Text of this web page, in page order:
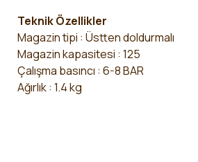
Teknik Özellikler
Magazin tipi : Üstten doldurmalı
Magazin kapasitesi : 125
Çalışma basıncı : 6-8 BAR
Ağırlık : 1.4 kg